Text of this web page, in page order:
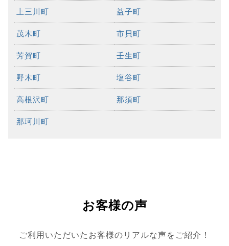
上三川町 益子町
茂木町 市貝町
芳賀町 壬生町
野木町 塩谷町
高根沢町 那須町
那珂川町
お客様の声
ご利用いただいたお客様のリアルな声をご紹介！